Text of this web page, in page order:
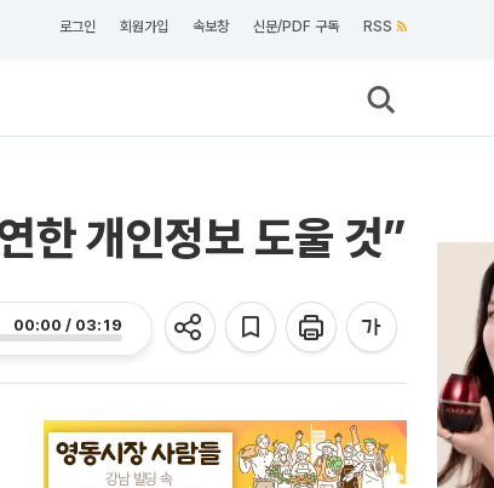
로그인 회원가입 속보창 신문/PDF 구독 RSS
한 개인정보 도울 것”
00:00 / 03:19